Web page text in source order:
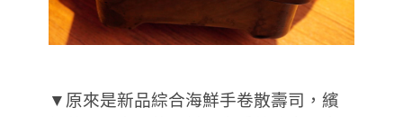
▼原來是新品綜合海鮮手卷散壽司，繽